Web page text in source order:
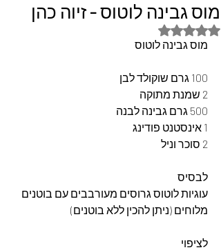
מוס גבינה לוטוס - זיוה כהן
דירוג של NaN מתוך 5 כוכבים
מוס גבינה לוטוס
100 גרם שוקולד לבן
2 שמנת מתוקה
500 גרם גבינה לבנה
1 אינסטנט פודינג
2 סוכר וניל
לבסיס
עוגיות לוטוס גרוסים מעורבבים עם בוטנים
מלוחים (ניתן להכין ללא בוטנים)
לציפוי